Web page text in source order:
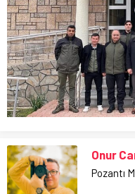
Onur
Pozantı